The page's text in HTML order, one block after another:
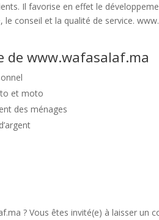
Il favorise en effet le
le conseil et la qualité de service.
de www.wafasalaf.ma
et moto
des ménages
? Vous êtes invité(e) à laisser un